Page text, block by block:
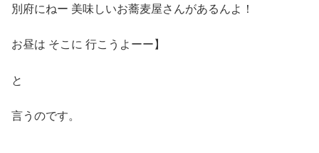
別府にねー 美味しいお蕎麦屋さんがあるんよ！
お昼は そこに 行こうよーー】
と
言うのです。